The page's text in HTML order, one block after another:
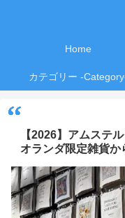
Home
カテゴリー -
【2026】アムステ
オランダ限定雑貨